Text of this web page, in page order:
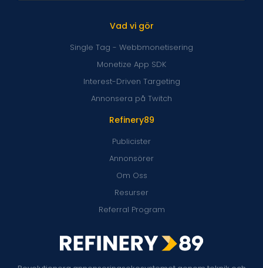
Refinery89
Publicister
Annonsörer
Om Oss
Resurser
Referral Program
Vad vi gör
Single Tag - Webbmonetisering
Monetize App SDK
Interest-Driven Targeting
Annonsera på Twitch